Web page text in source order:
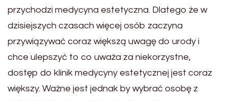
przychodzi medycyna estetyczna. Dlatego że w
dzisiejszych czasach więcej osób zaczyna
przywiązywać coraz większą uwagę do urody i
chce ulepszyć to co uważa za niekorzystne,
dostęp do klinik medycyny estetycznej jest coraz
większy. Ważne jest jednak by wybrać osobę z